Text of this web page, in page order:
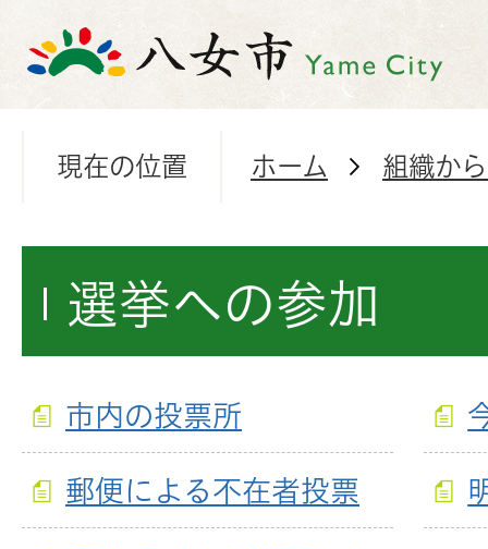
現在の位置 ホーム 組織か
選挙への参加
市内の投票所
郵便による不在者投票